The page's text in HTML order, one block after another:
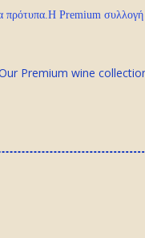
πρότυπα.Η Premium
Premium wine